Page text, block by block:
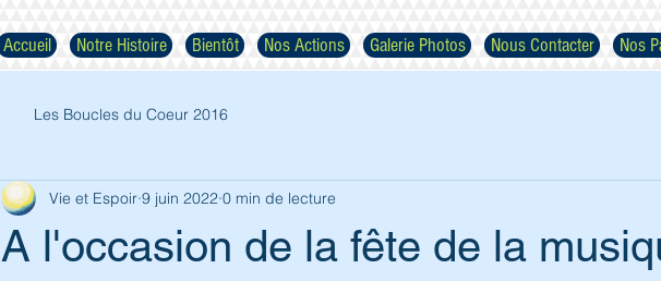
Accueil Notre Histoire Bientôt Nos Actions Galerie Photos Nous Contacter Nos
Les Boucles du Coeur 2016
A l'occasion de la fête de la
Vie et Espoir 9 juin 2022 0 min de lecture